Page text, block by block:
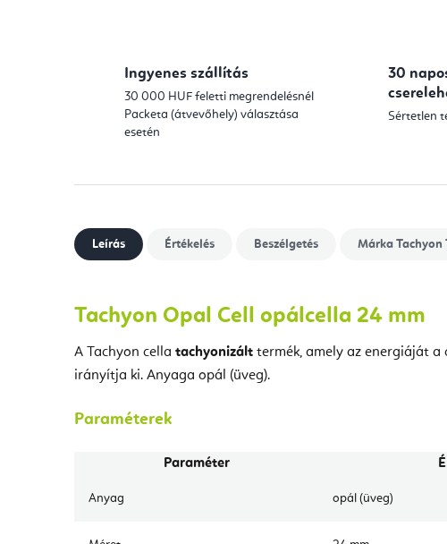
Ingyenes szállítás
30 000 HUF feletti megrendelésnél
Packeta (átvevőhely) választása
esetén
30
Sértetlen
Leírás Értékelés Beszélgetés Márka Tachyon
Tachyon Opal Cell opálcella 24 mm
A Tachyon cella tachyonizált termék, amely az energiáját a
irányítja ki. Anyaga opál (üveg).
Paraméterek
Paraméter
Anyag opál (üveg)